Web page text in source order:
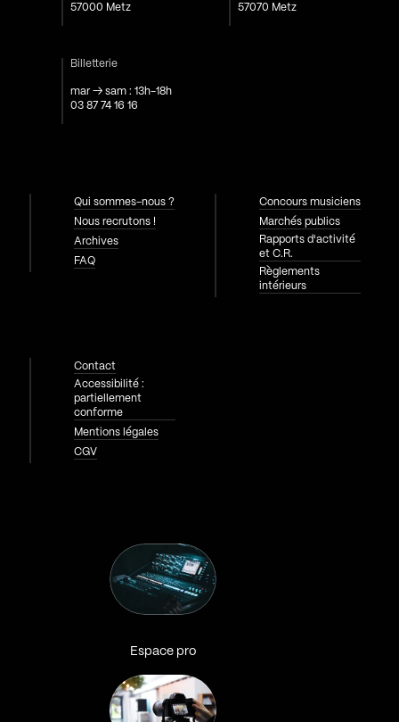
57000 Metz
57070 Metz
Billetterie
mar → sam : 13h-18h
03 87 74 16 16
Qui sommes-nous ?
Nous recrutons !
Archives
FAQ
Concours musiciens
Marchés publics
Rapports d'activité
et C.R.
Règlements
intérieurs
Contact
Accessibilité :
partiellement
conforme
Mentions légales
CGV
Espace pro